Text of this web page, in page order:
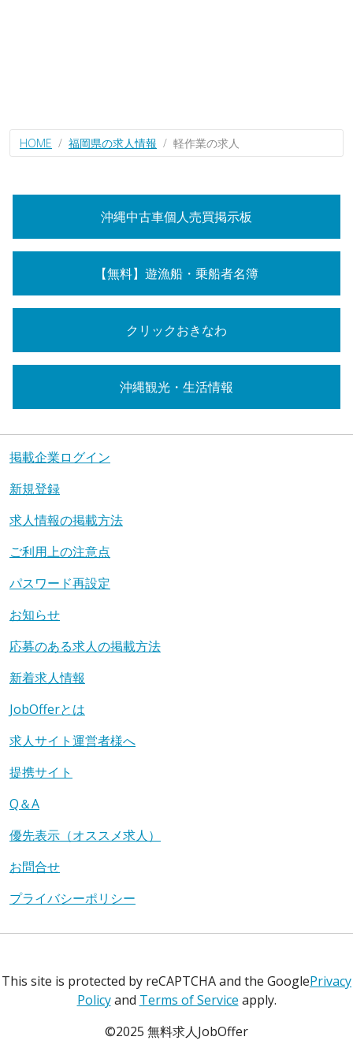
HOME 福岡県の求人情報 軽作業の求人
沖縄中古車個人売買掲示板
【無料】遊漁船・乗船者名簿
クリックおきなわ
沖縄観光・生活情報
掲載企業ログイン
新規登録
求人情報の掲載方法
ご利用上の注意点
パスワード再設定
お知らせ
応募のある求人の掲載方法
新着求人情報
JobOfferとは
求人サイト運営者様へ
提携サイト
Q＆A
優先表示（オススメ求人）
お問合せ
プライバシーポリシー
This site is protected by reCAPTCHA and the GooglePrivacy
Policyand Terms of Service apply.
©2025 無料求人JobOffer